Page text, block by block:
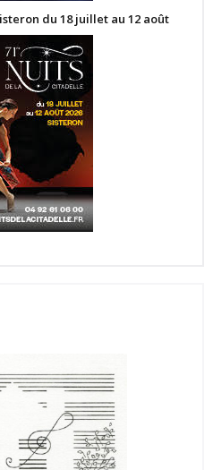
du 18 juillet au 12 août